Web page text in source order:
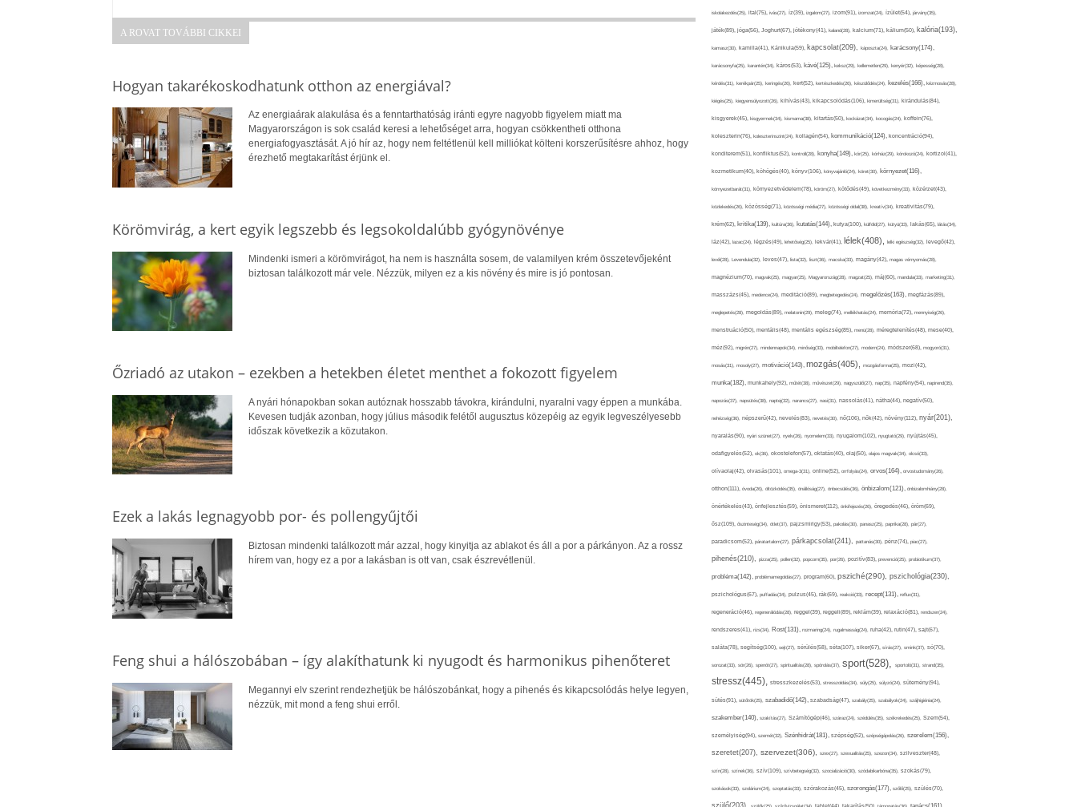
A ROVAT TOVÁBBI CIKKEI
Hogyan takarékoskodhatunk otthon az energiával?
Az energiaárak alakulása és a fenntarthatóság iránti egyre nagyobb figyelem miatt ma
Magyarországon is sok család keresi a lehetőséget arra, hogyan csökkentheti otthona
energiafogyasztását. A jó hír az, hogy nem feltétlenül kell milliókat költeni korszerűsítésre ahhoz, hogy
érezhető megtakarítást érjünk el.
Körömvirág, a kert egyik legszebb és legsokoldalúbb gyógynövénye
Mindenki ismeri a körömvirágot, ha nem is használta sosem, de valamilyen krém összetevőjeként
biztosan találkozott már vele. Nézzük, milyen ez a kis növény és mire is jó pontosan.
Őzriadó az utakon – ezekben a hetekben életet menthet a fokozott figyelem
A nyári hónapokban sokan autóznak hosszabb távokra, kirándulni, nyaralni vagy éppen a munkába.
Kevesen tudják azonban, hogy július második felétől augusztus közepéig az egyik legveszélyesebb
időszak következik a közutakon.
Ezek a lakás legnagyobb por- és pollengyűjtői
Biztosan mindenki találkozott már azzal, hogy kinyitja az ablakot és áll a por a párkányon. Az a rossz
hírem van, hogy ez a por a lakásban is ott van, csak észrevétlenül.
Feng shui a hálószobában – így alakíthatunk ki nyugodt és harmonikus pihenőteret
Megannyi elv szerint rendezhetjük be hálószobánkat, hogy a pihenés és kikapcsolódás helye legyen,
nézzük, mit mond a feng shui erről.
iskolakezdés(25), ital(75), ivás(27), íz(39), izgalom(27), izom(91), izomzat(24), ízület(54), járvány(35),
játék(89), jóga(56), Joghurt(67), jótékony(41), kaland(28), kalcium(71), kálium(50), kalória(193),
kamasz(30), kamilla(41), Kánikula(59), kapcsolat(209), káposzta(24), karácsony(174),
karácsonyfa(25), karantén(34), káros(53), kávé(125), keksz(29), kellemetlen(29), kenyér(32), képesség(28),
kérdés(31), kerékpár(25), keringés(26), kert(52), kertészkedés(26), készülődés(24), kezelés(166), kézmosás(28),
kiégés(25), kiegyensúlyozott(26), kihívás(43), kikapcsolódás(106), kimerültség(31), kirándulás(84),
kisgyerek(45), kisgyermek(34), kismama(38), kitartás(50), kockázat(34), kocogás(24), koffein(76),
koleszterin(76), koleszterinszint(24), kollagén(54), kommunikáció(124), koncentráció(94),
konditerem(51), konfliktus(52), kontroll(28), konyha(149), kór(25), kórház(29), kórokozó(24), kortizol(41),
kozmetikum(40), köhögés(40), könyv(106), könyvajánló(24), köret(30), környezet(116),
környezetbarát(31), környezetvédelem(78), köröm(27), kötődés(49), következmény(33), közérzet(43),
közlekedés(26), közösség(71), közösségi média(27), közösségi oldal(38), kreatív(34), kreativitás(79),
krém(62), kritika(139), kultúra(36), kutatás(144), kutya(100), külföld(27), kütyü(33), lakás(65), látás(34),
láz(42), lazac(24), légzés(49), lehetőség(25), lekvár(41), lélek(408), lelki egészség(32), levegő(42),
levél(28), Levendula(32), leves(47), lista(32), liszt(36), macska(33), magány(42), magas vérnyomás(28),
magnézium(70), magvak(25), magyar(25), Magyarország(28), magzat(25), máj(60), mandula(33), marketing(31),
masszázs(45), medence(24), meditáció(89), megbetegedés(24), megelőzés(163), megfázás(89),
meglepetés(28), megoldás(89), melatonin(29), meleg(74), mellékhatás(24), memória(72), mennyiség(26),
menstruáció(50), mentális(48), mentális egészség(85), menü(28), méregtelenítés(48), mese(40),
méz(92), migrén(27), mindennapok(34), minőség(33), mobiltelefon(27), modern(24), módszer(68), mogyoró(31),
mosás(31), mosoly(27), motiváció(143), mozgás(405), mozgásforma(25), mozi(42),
munka(182), munkahely(92), műtét(38), művészet(29), nagyszülő(27), nap(35), napfény(54), napirend(35),
napozás(37), napsütés(38), naptej(32), narancs(27), nasi(31), nassolás(41), nátha(44), negatív(50),
nehézség(36), népszerű(42), nevelés(83), nevetés(30), nő(106), nők(42), növény(112), nyár(201),
nyaralás(90), nyári szünet(27), nyelv(26), nyomelem(33), nyugalom(102), nyugtató(29), nyújtás(45),
odafigyelés(52), ok(36), okostelefon(57), oktatás(40), olaj(50), olajos magvak(34), olcsó(33),
olívaolaj(42), olvasás(101), omega-3(31), online(52), orrfolyás(24), orvos(164), orvostudomány(26),
otthon(111), óvoda(26), öltözködés(35), önállóság(27), önbecsülés(36), önbizalom(121), önbizalomhiány(28),
önértékelés(43), önfejlesztés(59), önismeret(112), önkifejezés(26), öregedés(46), öröm(69),
ősz(109), őszinteség(34), ötlet(37), pajzsmirigy(53), pakolás(30), panasz(25), paprika(28), pár(27),
paradicsom(52), páratartalom(27), párkapcsolat(241), pattanás(30), pénz(74), piac(27),
pihenés(210), pizza(25), pollen(32), popcorn(35), por(26), pozitív(83), prevenció(25), probiotikum(37),
probléma(142), problémamegoldás(27), program(60), psziché(290), pszichológia(230),
pszichológus(67), puffadás(34), pulzus(45), rák(69), reakció(33), recept(131), reflux(31),
regeneráció(46), regenerálódás(28), reggel(39), reggeli(89), reklám(39), relaxáció(81), rendszer(24),
rendszeres(41), rizs(34), Rost(131), rozmaring(24), rugalmasság(24), ruha(42), rutin(47), sajt(67),
saláta(78), segítség(100), sejt(27), sérülés(58), séta(107), siker(67), sírás(27), smink(37), só(70),
sorozat(33), sör(26), spenót(27), spiritualitás(28), spórolás(37), sport(528), sportoló(31), strand(35),
stressz(445), stresszkezelés(53), stresszoldás(34), súly(25), súlyzó(24), sütemény(94),
sütés(91), sütőtök(25), szabadidő(142), szabadság(47), szabály(25), szabályok(24), szájhigiénia(24),
szakember(140), szakítás(27), Számítógép(46), száraz(24), szédülés(35), székrekedés(25), Szem(54),
személyiség(94), szemét(32), Szénhidrát(181), szépség(52), szépségápolás(26), szerelem(156),
szeretet(207), szervezet(306), szex(27), szexualitás(25), szezon(34), szilveszter(48),
szín(28), színek(36), szív(109), szívbetegség(32), szocializáció(30), szódabikarbóna(35), szokás(79),
szokások(33), szolárium(24), szoptatás(33), szórakozás(45), szorongás(177), szőlő(25), szülés(70),